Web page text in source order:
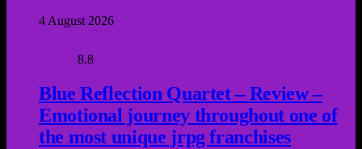
4 August 2026
8.8
Blue Reflection Quartet – Review –
Emotional journey throughout one of
the most unique jrpg franchises